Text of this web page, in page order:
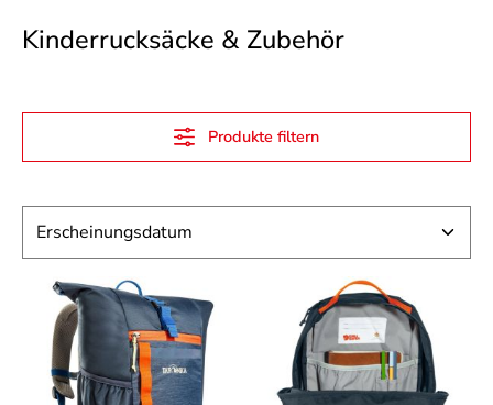
Kinderrucksäcke & Zubehör
Produkte filtern